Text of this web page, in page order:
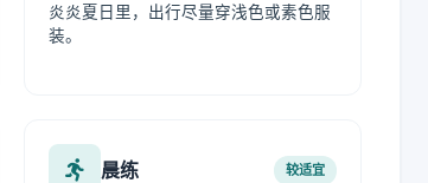
炎炎夏日里，出行尽量穿浅色或素色服
装。
晨练 较适宜